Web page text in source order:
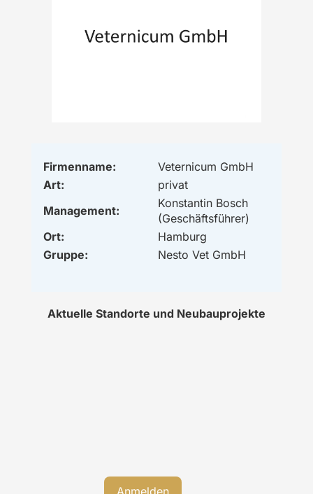
Firmenname:
Veternicum GmbH
Art:
privat
Management:
Konstantin Bosch
(Geschäftsführer)
Ort:
Hamburg
Gruppe:
Nesto Vet GmbH
Aktuelle Standorte und Neubauprojekte